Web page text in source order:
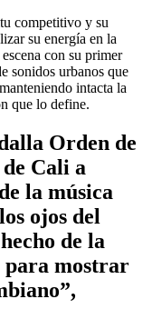
competitivo y su
su energía en la
con su primer
sonidos urbanos que
intacta la
que lo define.
Orden de
Cali a
la música
ojos del
de la
para mostrar